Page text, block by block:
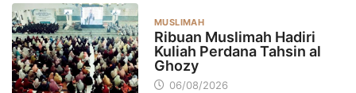
MUSLIMAH
Ribuan Muslimah Hadiri
Kuliah Perdana Tahsin al
Ghozy
06/08/2026